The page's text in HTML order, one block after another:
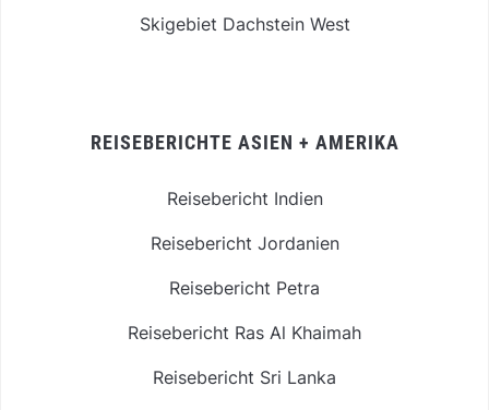
Skigebiet Dachstein West
REISEBERICHTE ASIEN + AMERIKA
Reisebericht Indien
Reisebericht Jordanien
Reisebericht Petra
Reisebericht Ras Al Khaimah
Reisebericht Sri Lanka